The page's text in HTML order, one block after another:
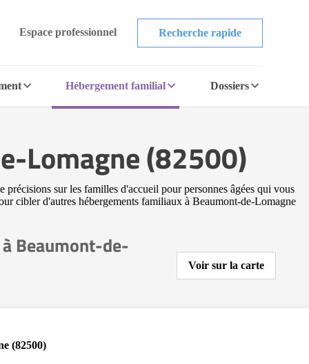
Espace professionnel Recherche rapide
Hébergement familial Dossiers
Lomagne (82500)
sur les familles d'accueil pour personnes âgées qui vous
cibler d'autres hébergements familiaux à Beaumont-de-Lomagne
Beaumont-de-
Voir sur la carte
(82500)